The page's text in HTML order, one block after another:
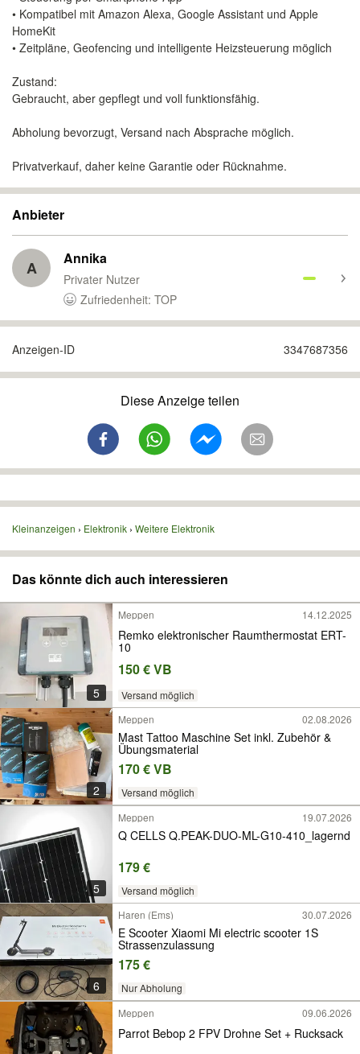
• Kompatibel mit Amazon Alexa, Google Assistant und Apple
HomeKit
• Zeitpläne, Geofencing und intelligente Heizsteuerung möglich
Zustand:
Gebraucht, aber gepflegt und voll funktionsfähig.
Abholung bevorzugt, Versand nach Absprache möglich.
Privatverkauf, daher keine Garantie oder Rücknahme.
Anbieter
A Annika
Privater Nutzer
Zufriedenheit: TOP
Anzeigen-ID 3347687356
Diese Anzeige teilen
Kleinanzeigen Elektronik Weitere Elektronik
Das könnte dich auch interessieren
5
Meppen 14.12.2025
Remko elektronischer Raumthermostat ERT-
10
150 € VB
Versand möglich
2
Meppen 02.08.2026
Mast Tattoo Maschine Set inkl. Zubehör &
Übungsmaterial
170 € VB
Versand möglich
5
Meppen 19.07.2026
Q CELLS Q.PEAK-DUO-ML-G10-410_lagernd
179 €
Versand möglich
6
Haren (Ems) 30.07.2026
E Scooter Xiaomi Mi electric scooter 1S
Strassenzulassung
175 €
Nur Abholung
Meppen 09.06.2026
Parrot Bebop 2 FPV Drohne Set + Rucksack